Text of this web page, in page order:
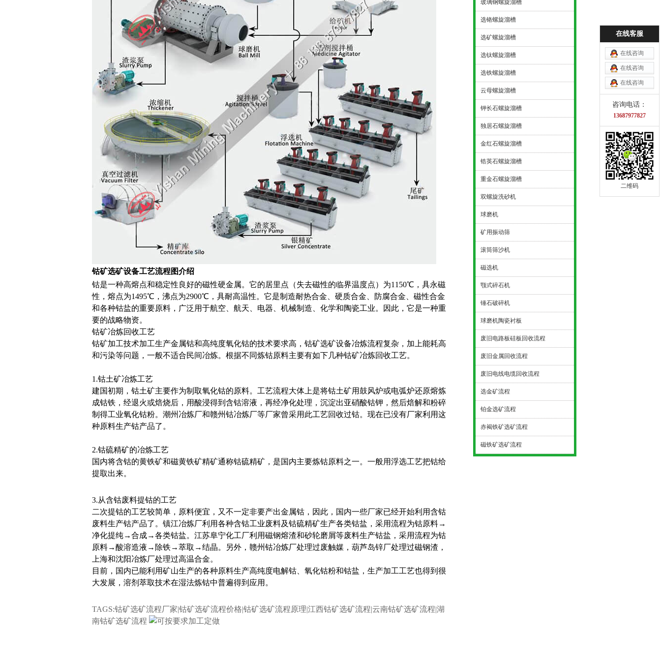
钴矿选矿设备工艺流程图介绍
钴是一种高熔点和稳定性良好的磁性硬金属。它的居里点（失去磁性的临界温度点）为1150℃，具永磁
性，熔点为1495℃，沸点为2900℃，具耐高温性。它是制造耐热合金、硬质合金、防腐合金、磁性合金
和各种钴盐的重要原料，广泛用于航空、航天、电器、机械制造、化学和陶瓷工业。因此，它是一种重
要的战略物资。
钴矿冶炼回收工艺
钴矿加工技术加工生产金属钴和高纯度氧化钴的技术要求高，钴矿选矿设备冶炼流程复杂，加上能耗高
和污染等问题，一般不适合民间冶炼。根据不同炼钴原料主要有如下几种钴矿冶炼回收工艺。
1.钴土矿冶炼工艺
建国初期，钴土矿主要作为制取氧化钴的原料。工艺流程大体上是将钴土矿用鼓风炉或电弧炉还原熔炼
成钴铁，经退火或焙烧后，用酸浸得到含钴溶液，再经净化处理，沉淀出亚硝酸钴钾，然后焙解和粉碎
制得工业氧化钴粉。潮州冶炼厂和赣州钴冶炼厂等厂家曾采用此工艺回收过钴。现在已没有厂家利用这
种原料生产钴产品了。
2.钴硫精矿的冶炼工艺
国内将含钴的黄铁矿和磁黄铁矿精矿通称钴硫精矿，是国内主要炼钴原料之一。一般用浮选工艺把钴给
提取出来。
3.从含钴废料提钴的工艺
二次提钴的工艺较简单，原料便宜，又不一定非要产出金属钴，因此，国内一些厂家已经开始利用含钴
废料生产钴产品了。镇江冶炼厂利用各种含钴工业废料及钴硫精矿生产各类钴盐，采用流程为钴原料→
净化提纯→合成→各类钴盐。江苏阜宁化工厂利用磁钢熔渣和砂轮磨屑等废料生产钴盐，采用流程为钴
原料→酸溶造液→除铁→萃取→结晶。另外，赣州钴冶炼厂处理过废触媒，葫芦岛锌厂处理过磁钢渣，
上海和沈阳冶炼厂处理过高温合金。
目前，国内已能利用矿山生产的各种原料生产高纯度电解钴、氧化钴粉和钴盐，生产加工工艺也得到很
大发展，溶剂萃取技术在湿法炼钴中普遍得到应用。
TAGS:钴矿选矿流程厂家|钴矿选矿流程价格|钴矿选矿流程原理|江西钴矿选矿流程|云南钴矿选矿流程|湖
南钴矿选矿流程
玻璃钢螺旋溜槽
选铬螺旋溜槽
选矿螺旋溜槽
选钛螺旋溜槽
选铁螺旋溜槽
云母螺旋溜槽
钾长石螺旋溜槽
独居石螺旋溜槽
金红石螺旋溜槽
锆英石螺旋溜槽
重金石螺旋溜槽
双螺旋洗砂机
球磨机
矿用振动筛
滚筒筛沙机
磁选机
颚式碎石机
锤石破碎机
球磨机陶瓷衬板
废旧电路板硅板回收流程
废旧金属回收流程
废旧电线电缆回收流程
选金矿流程
铂金选矿流程
赤褐铁矿选矿流程
磁铁矿选矿流程
在线客服
在线咨询
在线咨询
在线咨询
咨询电话：
13687977827
二维码